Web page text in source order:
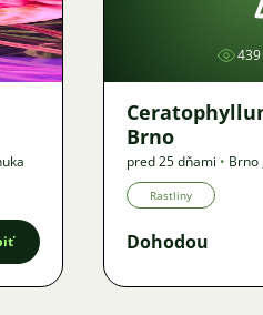
439
Brno
pred 25 dňami • Brno
Rastliny
Dohodou